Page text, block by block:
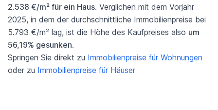
2.538 €/m² für ein Haus. Verglichen mit dem Vorjahr
2025, in dem der durchschnittliche Immobilienpreise bei
5.793 €/m² lag, ist die Höhe des Kaufpreises also um
56,19% gesunken.
Springen Sie direkt zu Immobilienpreise für Wohnungen
oder zu Immobilienpreise für Häuser